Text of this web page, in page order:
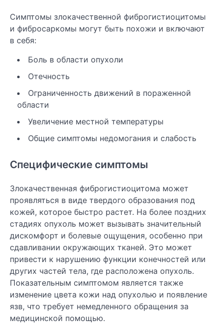
Симптомы злокачественной фиброгистиоцитомы
и фибросаркомы могут быть похожи и включают
в себя:
Боль в области опухоли
Отечность
Ограниченность движений в пораженной
области
Увеличение местной температуры
Общие симптомы недомогания и слабость
Специфические симптомы
Злокачественная фиброгистиоцитома может
проявляться в виде твердого образования под
кожей, которое быстро растет. На более поздних
стадиях опухоль может вызывать значительный
дискомфорт и болевые ощущения, особенно при
сдавливании окружающих тканей. Это может
привести к нарушению функции конечностей или
других частей тела, где расположена опухоль.
Показательным симптомом является также
изменение цвета кожи над опухолью и появление
язв, что требует немедленного обращения за
медицинской помощью.